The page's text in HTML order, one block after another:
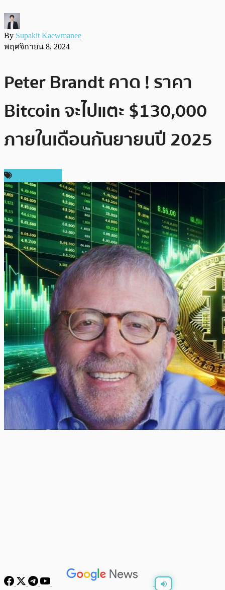
By Supakit Kaewmanee
พฤศจิกายน 8, 2024
Peter Brandt คาด ! ราคา
Bitcoin จะไปแตะ $130,000
ภายในเดือนกันยายนปี 2025